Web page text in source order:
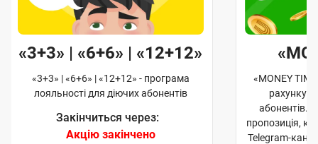
«3+3» | «6+6» | «12+12»
«3+3» | «6+6» | «12+12» - програма
лояльності для діючих абонентів
Закінчиться через:
Акцію закінчено
«MONEY
рахунку
абонентів.
пропозиція,
Telegram-